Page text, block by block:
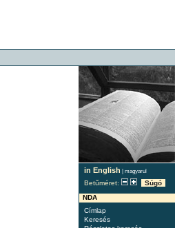
in English | magyarul
Betűméret:
Súgó
NDA
Címlap
Keresés